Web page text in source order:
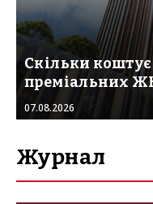
Скільки
преміальних
07.08.2026
Журнал